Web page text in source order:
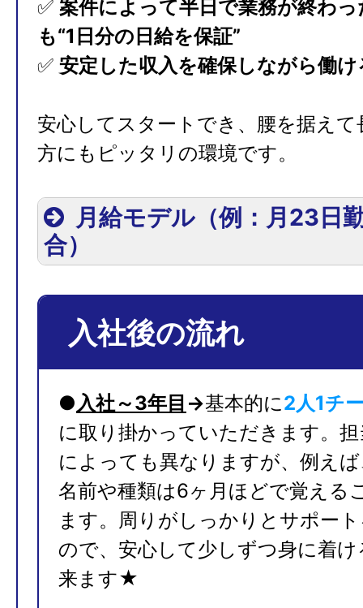
✅ 案件によって半日で業務が終わ
も“1日分の日給を保証”
✅ 安定した収入を確保しながら働け
安心してスタートでき、腰を据え
方にもピッタリの環境です。
月給モデル（例：月23日
合）
240,000円～355,000円
★
入社後の流れ
●入社～3年目 →基本的に2人1チ
に取り掛かっていただきます。
によっても異なりますが、例え
名前や種類は6ヶ月ほどで覚える
ます。周りがしっかりとサポー
ので、安心して少しずつ身に着
来ます★